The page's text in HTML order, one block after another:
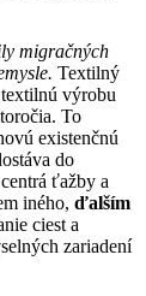
migračných
Textilný
výrobu
To
existenčnú
do
ťažby a
iného, ďalším
ciest a
zariadení